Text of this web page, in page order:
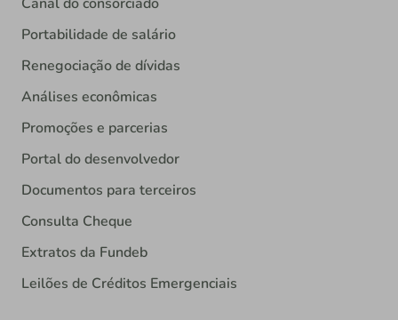
Portabilidade de salário
Renegociação de dívidas
Análises econômicas
Promoções e parcerias
Portal do desenvolvedor
Documentos para terceiros
Consulta Cheque
Extratos da Fundeb
Leilões de Créditos Emergenciais